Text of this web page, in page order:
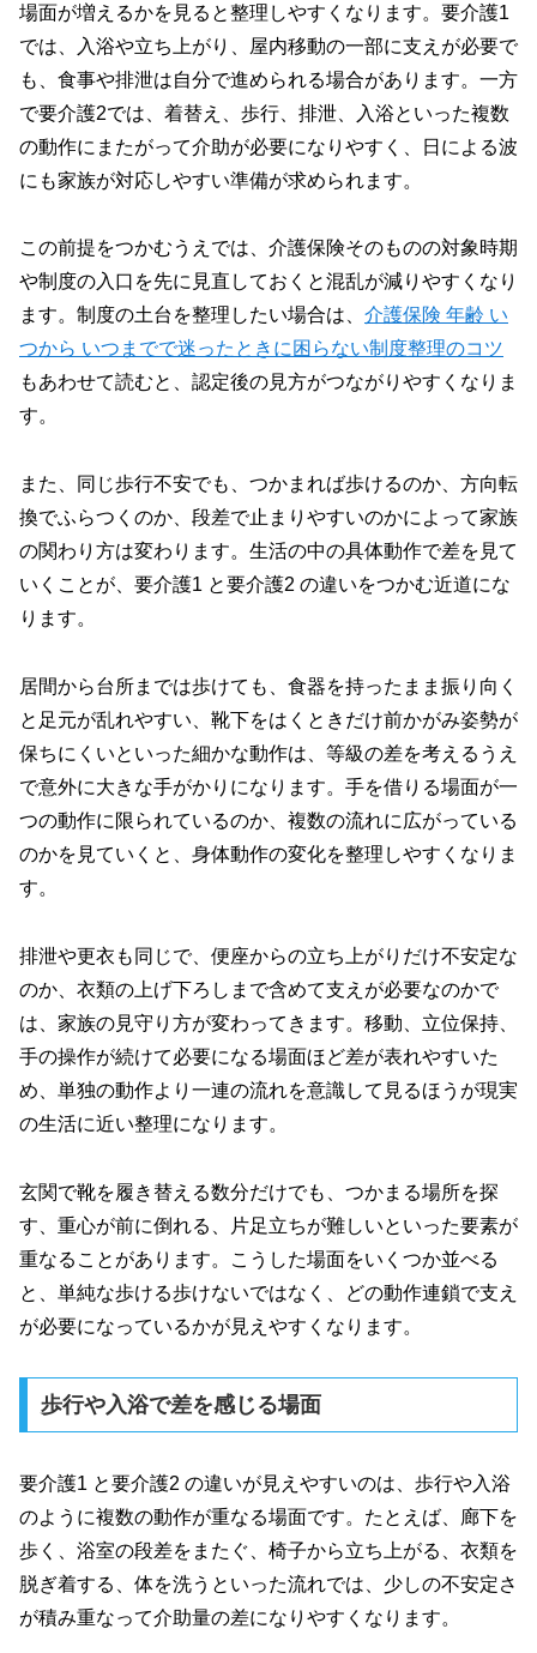
場面が増えるかを見ると整理しやすくなります。要介護1
では、入浴や立ち上がり、屋内移動の一部に支えが必要で
も、食事や排泄は自分で進められる場合があります。一方
で要介護2では、着替え、歩行、排泄、入浴といった複数
の動作にまたがって介助が必要になりやすく、日による波
にも家族が対応しやすい準備が求められます。
この前提をつかむうえでは、介護保険そのものの対象時期
や制度の入口を先に見直しておくと混乱が減りやすくなり
ます。制度の土台を整理したい場合は、 介護保険 年齢 い
つから いつまでで迷ったときに困らない制度整理のコツ
もあわせて読むと、認定後の見方がつながりやすくなりま
す。
また、同じ歩行不安でも、つかまれば歩けるのか、方向転
換でふらつくのか、段差で止まりやすいのかによって家族
の関わり方は変わります。生活の中の具体動作で差を見て
いくことが、要介護1 と要介護2 の違いをつかむ近道にな
ります。
居間から台所までは歩けても、食器を持ったまま振り向く
と足元が乱れやすい、靴下をはくときだけ前かがみ姿勢が
保ちにくいといった細かな動作は、等級の差を考えるうえ
で意外に大きな手がかりになります。手を借りる場面が一
つの動作に限られているのか、複数の流れに広がっている
のかを見ていくと、身体動作の変化を整理しやすくなりま
す。
排泄や更衣も同じで、便座からの立ち上がりだけ不安定な
のか、衣類の上げ下ろしまで含めて支えが必要なのかで
は、家族の見守り方が変わってきます。移動、立位保持、
手の操作が続けて必要になる場面ほど差が表れやすいた
め、単独の動作より一連の流れを意識して見るほうが現実
の生活に近い整理になります。
玄関で靴を履き替える数分だけでも、つかまる場所を探
す、重心が前に倒れる、片足立ちが難しいといった要素が
重なることがあります。こうした場面をいくつか並べる
と、単純な歩ける歩けないではなく、どの動作連鎖で支え
が必要になっているかが見えやすくなります。
歩行や入浴で差を感じる場面
要介護1 と要介護2 の違いが見えやすいのは、歩行や入浴
のように複数の動作が重なる場面です。たとえば、廊下を
歩く、浴室の段差をまたぐ、椅子から立ち上がる、衣類を
脱ぎ着する、体を洗うといった流れでは、少しの不安定さ
が積み重なって介助量の差になりやすくなります。